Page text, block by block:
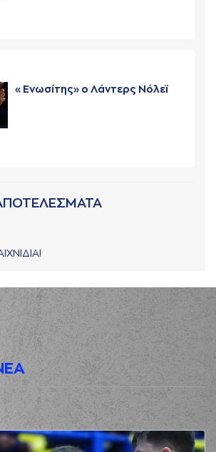
«Ενωσίτης» ο Λάντερς Νόλεϊ